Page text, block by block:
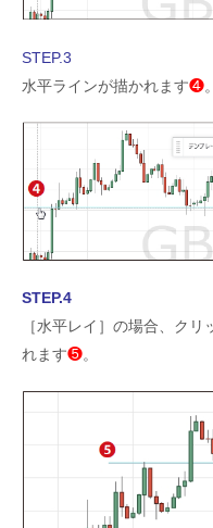
STEP.3
水平ラインが描かれます❹。
STEP.4
［水平レイ］の場合、ク
れます❺。